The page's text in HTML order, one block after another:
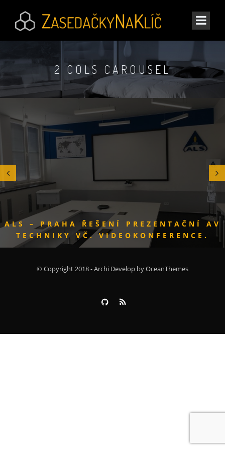
2 COLS CAROUSEL
ALS – PRAHA ŘEŠENÍ PREZENTAČNÍ AV
TECHNIKY VČ. VIDEOKONFERENCE.
© Copyright 2018 - Archi Develop by OceanThemes